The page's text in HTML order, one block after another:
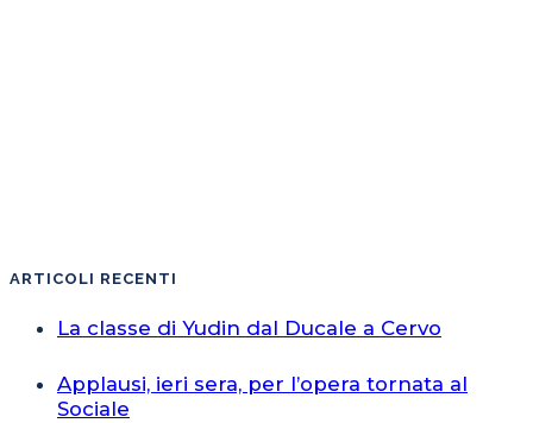
ARTICOLI RECENTI
La classe di Yudin dal Ducale a Cervo
Applausi, ieri sera, per l’opera tornata al
Sociale